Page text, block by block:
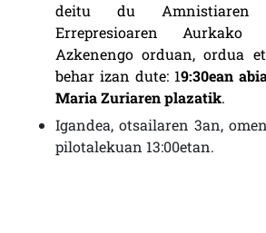
deitu du Amnistiaren
Errepresioaren Aurkako
Azkenengo orduan, ordua
behar izan dute: 19:30ean
Maria Zuriaren plazatik.
Igandea, otsailaren 3an,
pilotalekuan 13:00etan.